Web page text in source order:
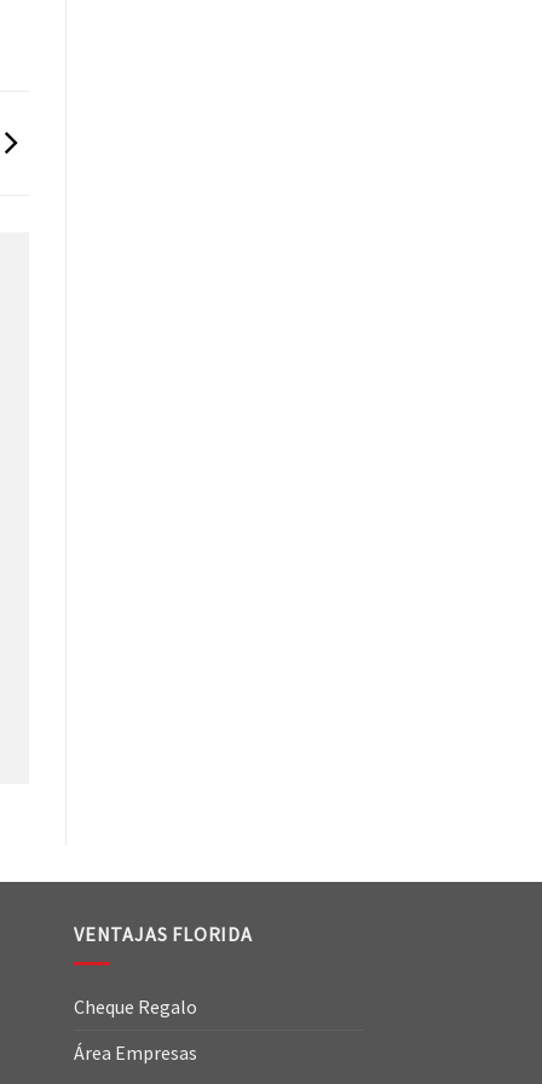
VENTAJAS FLORIDA
Cheque Regalo
Área Empresas